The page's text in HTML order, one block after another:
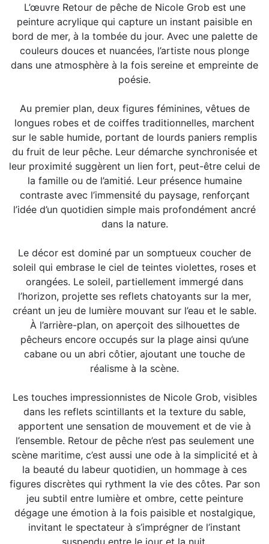
L’œuvre Retour de pêche de Nicole Grob est une
peinture acrylique qui capture un instant paisible en
bord de mer, à la tombée du jour. Avec une palette de
couleurs douces et nuancées, l’artiste nous plonge
dans une atmosphère à la fois sereine et empreinte de
poésie.
Au premier plan, deux figures féminines, vêtues de
longues robes et de coiffes traditionnelles, marchent
sur le sable humide, portant de lourds paniers remplis
du fruit de leur pêche. Leur démarche synchronisée et
leur proximité suggèrent un lien fort, peut-être celui de
la famille ou de l’amitié. Leur présence humaine
contraste avec l’immensité du paysage, renforçant
l’idée d’un quotidien simple mais profondément ancré
dans la nature.
Le décor est dominé par un somptueux coucher de
soleil qui embrase le ciel de teintes violettes, roses et
orangées. Le soleil, partiellement immergé dans
l’horizon, projette ses reflets chatoyants sur la mer,
créant un jeu de lumière mouvant sur l’eau et le sable.
À l’arrière-plan, on aperçoit des silhouettes de
pêcheurs encore occupés sur la plage ainsi qu’une
cabane ou un abri côtier, ajoutant une touche de
réalisme à la scène.
Les touches impressionnistes de Nicole Grob, visibles
dans les reflets scintillants et la texture du sable,
apportent une sensation de mouvement et de vie à
l’ensemble. Retour de pêche n’est pas seulement une
scène maritime, c’est aussi une ode à la simplicité et à
la beauté du labeur quotidien, un hommage à ces
figures discrètes qui rythment la vie des côtes. Par son
jeu subtil entre lumière et ombre, cette peinture
dégage une émotion à la fois paisible et nostalgique,
invitant le spectateur à s’imprégner de l’instant